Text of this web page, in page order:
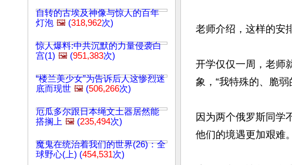
自转的古埃及神像与惊人的百年
灯泡 🖼️ (318,962次)
惊人爆料:中共沉默的力量侵袭白
宫(1) 🖼️ (951,383次)
“楼兰美少女”为告诉后人这惨烈迷
底而现世 🖼️ (506,266次)
厄瓜多尔跟日本绳文土器居然能
搭搁上 🖼️ (235,494次)
魔鬼在统治着我们的世界(26)：全
球野心(上) (454,531次)
老师介绍，这样的安
开学仅仅一周，老师
象，“我特殊的、脆
因为两个俄罗斯同学
他们的境遇更加艰难。